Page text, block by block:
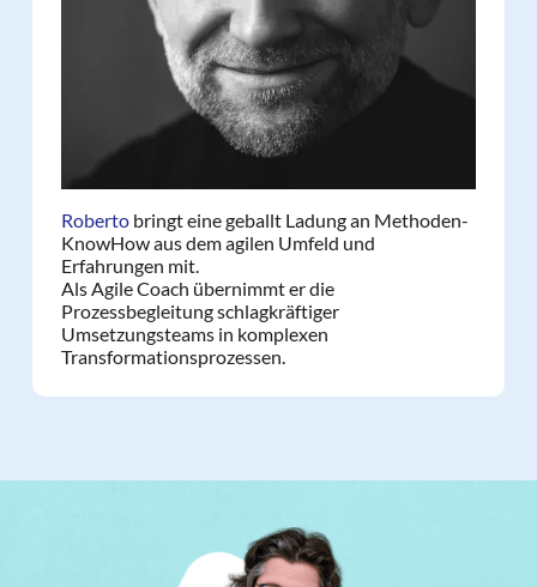
Robertobringt eine geballt Ladung an Methoden-
KnowHow aus dem agilen Umfeld und
Erfahrungen mit.
Als Agile Coach übernimmt er die
Prozessbegleitung schlagkräftiger
Umsetzungsteams in komplexen
Transformationsprozessen.